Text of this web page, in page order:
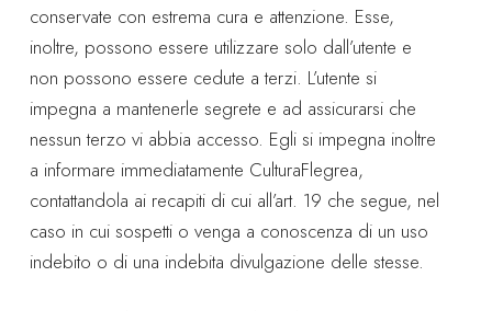
conservate con estrema cura e attenzione. Esse,
inoltre, possono essere utilizzare solo dall’utente e
non possono essere cedute a terzi. L’utente si
impegna a mantenerle segrete e ad assicurarsi che
nessun terzo vi abbia accesso. Egli si impegna inoltre
a informare immediatamente CulturaFlegrea,
contattandola ai recapiti di cui all’art. 19 che segue, nel
caso in cui sospetti o venga a conoscenza di un uso
indebito o di una indebita divulgazione delle stesse.